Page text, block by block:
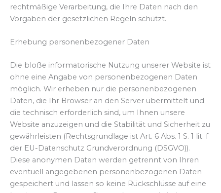
rechtmäßige Verarbeitung, die Ihre Daten nach den
Vorgaben der gesetzlichen Regeln schützt.
Erhebung personenbezogener Daten
Die bloße informatorische Nutzung unserer Website ist
ohne eine Angabe von personenbezogenen Daten
möglich. Wir erheben nur die personenbezogenen
Daten, die Ihr Browser an den Server übermittelt und
die technisch erforderlich sind, um Ihnen unsere
Website anzuzeigen und die Stabilität und Sicherheit zu
gewährleisten (Rechtsgrundlage ist Art. 6 Abs. 1 S. 1 lit. f
der EU-Datenschutz Grundverordnung (DSGVO)).
Diese anonymen Daten werden getrennt von Ihren
eventuell angegebenen personenbezogenen Daten
gespeichert und lassen so keine Rückschlüsse auf eine